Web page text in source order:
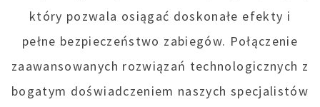
który pozwala osiągać doskonałe efekty i
pełne bezpieczeństwo zabiegów. Połączenie
zaawansowanych rozwiązań technologicznych z
bogatym doświadczeniem naszych specjalistów